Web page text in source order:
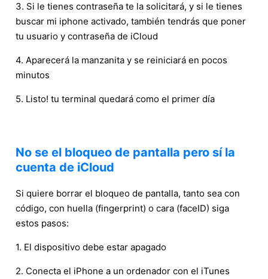
3. Si le tienes contraseña te la solicitará, y si le tienes
buscar mi iphone activado, también tendrás que poner
tu usuario y contraseña de iCloud
4. Aparecerá la manzanita y se reiniciará en pocos
minutos
5. Listo! tu terminal quedará como el primer día
No se el bloqueo de pantalla pero sí la
cuenta de iCloud
Si quiere borrar el bloqueo de pantalla, tanto sea con
código, con huella (fingerprint) o cara (faceID) siga
estos pasos:
1. El dispositivo debe estar apagado
2. Conecta el iPhone a un ordenador con el iTunes